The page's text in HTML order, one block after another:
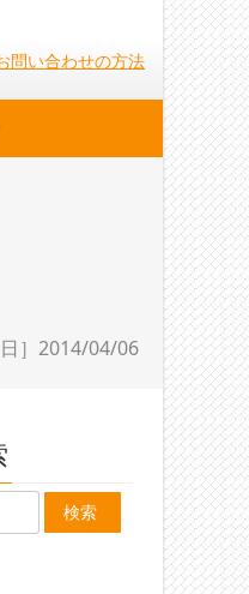
問い合わせの方法
日］2014/04/06